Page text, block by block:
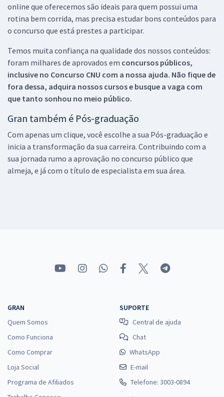
online que oferecemos são ideais para quem possui uma
rotina bem corrida, mas precisa estudar bons conteúdos para
o concurso que está prestes a participar.
Temos muita confiança na qualidade dos nossos conteúdos:
foram milhares de aprovados em concursos públicos,
inclusive no Concurso CNU com a nossa ajuda. Não fique de
fora dessa, adquira nossos cursos e busque a vaga com
que tanto sonhou no meio público.
Gran também é Pós-graduação
Com apenas um clique, você escolhe a sua Pós-graduação e
inicia a transformação da sua carreira. Contribuindo com a
sua jornada rumo a aprovação no concurso público que
almeja, e já com o título de especialista em sua área.
GRAN
Quem Somos
Como Funciona
Como Comprar
Loja Social
Programa de Afiliados
SUPORTE
Central de ajuda
Chat
WhatsApp
E-mail
Telefone: 3003-0894